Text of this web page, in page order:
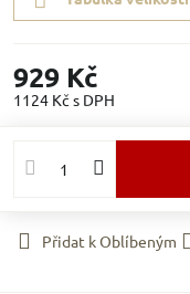
929 Kč
1124 Kč s DPH
Přidat k Oblíbeným